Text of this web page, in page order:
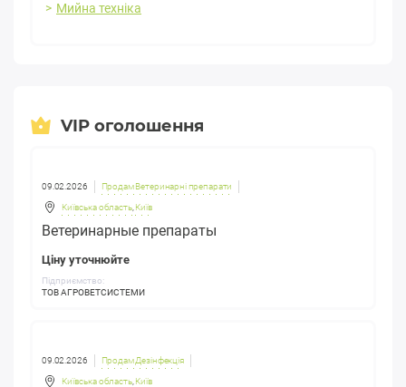
Мийна техніка
VIP оголошення
09.02.2026 Продам Ветеринарні препарати
Київська область, Київ
Ветеринарные препараты
Ціну уточнюйте
Підприємство:
ТОВ АГРОВЕТСИСТЕМИ
09.02.2026 Продам Дезінфекція
Київська область, Київ